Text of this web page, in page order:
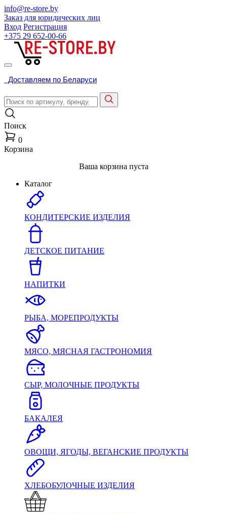
info@re-store.by
Заказ для юридических лиц
Вход Регистрация
+375 29 652-00-66
Доставляем по Беларуси
Поиск
0
Корзина
Ваша корзина пуста
Каталог
КОНДИТЕРСКИЕ ИЗДЕЛИЯ
ДЕТСКОЕ ПИТАНИЕ
НАПИТКИ
РЫБА, МОРЕПРОДУКТЫ
МЯСО, МЯСНАЯ ГАСТРОНОМИЯ
СЫР, МОЛОЧНЫЕ ПРОДУКТЫ
БАКАЛЕЯ
ОВОЩИ, ЯГОДЫ, ВЕГАНСКИЕ ПРОДУКТЫ
ХЛЕБОБУЛОЧНЫЕ ИЗДЕЛИЯ